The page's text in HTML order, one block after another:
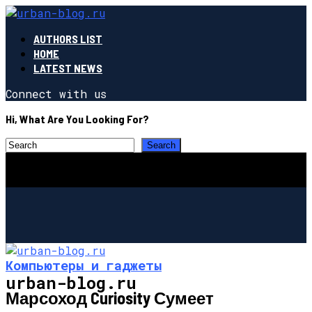
AUTHORS LIST
HOME
LATEST NEWS
Connect with us
Hi, What Are You Looking For?
urban-blog.ru
Компьютеры и гаджеты
Марсоход Curiosity Сумеет